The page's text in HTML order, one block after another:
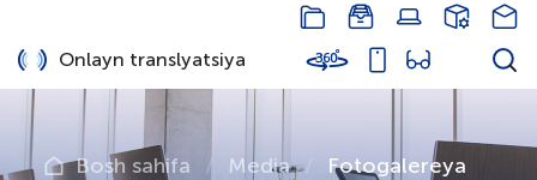
Onlayn translyatsiya
Bosh sahifa Media Fotogalereya